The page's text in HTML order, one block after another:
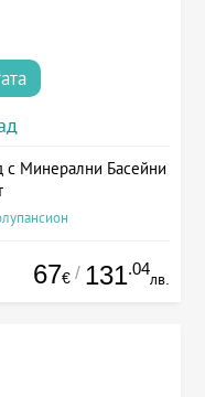
с Минерални Басейни
67€ / 131.04
лв.